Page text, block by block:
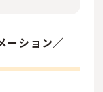
ーション／